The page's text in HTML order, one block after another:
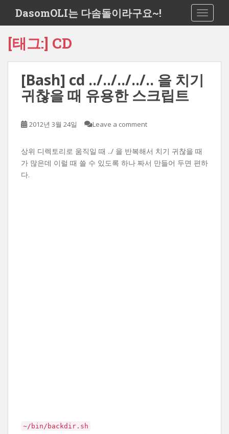
i
DasomOLI는 다솜돌이라구요~!
[태그:] CD
[Bash] cd ../../../../.. 을 치기
귀찮을 때 유용한 스크립트
2012년 3월 24일 Leave a comment
상위 디렉토리로 움직일 때 ../ 을 반복해서 치기 귀찮을 때
가 많은데 이럴 때 쓸 수 있도록 하나 짜서 만들어 두면 편하
다.
~/bin/backdir.sh